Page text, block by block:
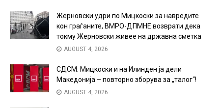
Жерновски удри по Мицкоски за навредите
кон граѓаните, ВМРО-ДПМНЕ возврати дека
токму Жерновски живее на државна сметка
AUGUST 4, 2026
СДСМ: Мицкоски и на Илинден ја дели
Македонија – повторно зборува за „талог“!
AUGUST 4, 2026